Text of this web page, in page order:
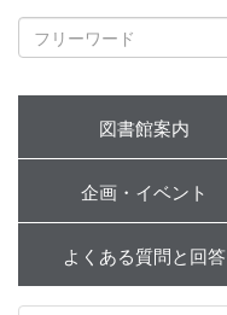
図書館案内
企画・イベント
よくある質問と回答